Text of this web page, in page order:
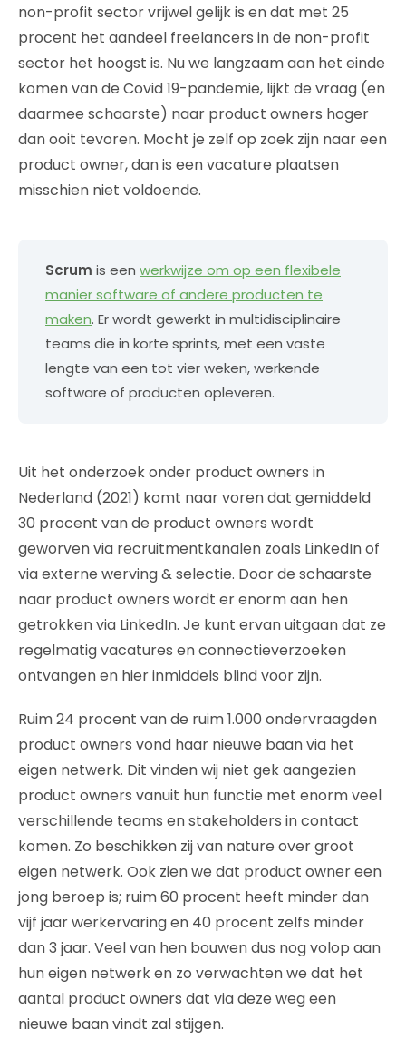
non-profit sector vrijwel gelijk is en dat met 25
procent het aandeel freelancers in de non-profit
sector het hoogst is. Nu we langzaam aan het einde
komen van de Covid 19-pandemie, lijkt de vraag (en
daarmee schaarste) naar product owners hoger
dan ooit tevoren. Mocht je zelf op zoek zijn naar een
product owner, dan is een vacature plaatsen
misschien niet voldoende.
Scrum is een werkwijze om op een flexibele
manier software of andere producten te
maken. Er wordt gewerkt in multidisciplinaire
teams die in korte sprints, met een vaste
lengte van een tot vier weken, werkende
software of producten opleveren.
Uit het onderzoek onder product owners in
Nederland (2021) komt naar voren dat gemiddeld
30 procent van de product owners wordt
geworven via recruitmentkanalen zoals LinkedIn of
via externe werving & selectie. Door de schaarste
naar product owners wordt er enorm aan hen
getrokken via LinkedIn. Je kunt ervan uitgaan dat ze
regelmatig vacatures en connectieverzoeken
ontvangen en hier inmiddels blind voor zijn.
Ruim 24 procent van de ruim 1.000 ondervraagden
product owners vond haar nieuwe baan via het
eigen netwerk. Dit vinden wij niet gek aangezien
product owners vanuit hun functie met enorm veel
verschillende teams en stakeholders in contact
komen. Zo beschikken zij van nature over groot
eigen netwerk. Ook zien we dat product owner een
jong beroep is; ruim 60 procent heeft minder dan
vijf jaar werkervaring en 40 procent zelfs minder
dan 3 jaar. Veel van hen bouwen dus nog volop aan
hun eigen netwerk en zo verwachten we dat het
aantal product owners dat via deze weg een
nieuwe baan vindt zal stijgen.